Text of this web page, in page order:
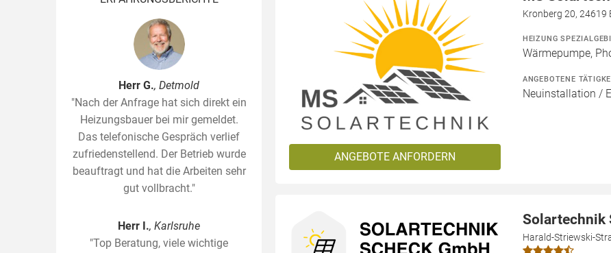
Herr G., Detmold
"Nach der Anfrage hat sich direkt ein
Heizungsbauer bei mir gemeldet.
Das telefonische Gespräch verlief
zufriedenstellend. Der Betrieb wurde
beauftragt und hat die Arbeiten sehr
gut vollbracht."
Herr I., Karlsruhe
"Top Beratung, viele wichtige
ANGEBOTE ANFORDERN
Kronberg 20, 24619
HEIZUNG
Wärmepumpe,
ANGEBOTENE
Neuinstallation /
Solartechnik
Harald-Striewski-